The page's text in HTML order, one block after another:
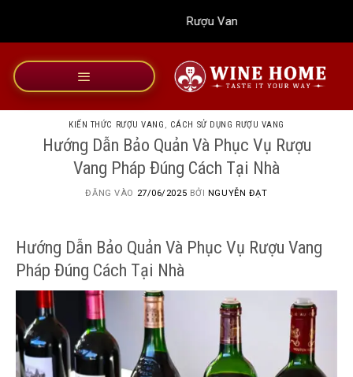
dung
Rượu Vang Wine Home
KIẾN THỨC RƯỢU VANG , CÁCH SỬ DỤNG RƯỢU VANG
Hướng Dẫn Bảo Quản Và Phục Vụ Rượu
Vang Pháp Đúng Cách Tại Nhà
ĐĂNG VÀO 27/06/2025 BỞI NGUYỄN ĐẠT
Hướng Dẫn Bảo Quản Và Phục Vụ Rượu Vang
Pháp Đúng Cách Tại Nhà